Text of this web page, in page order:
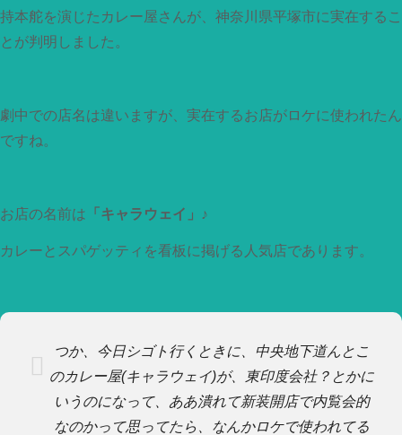
持本舵を演じたカレー屋さんが、神奈川県平塚市に実在するこ
とが判明しました。
劇中での店名は違いますが、実在するお店がロケに使われたん
ですね。
お店の名前は 「キャラウェイ」 ♪
カレーとスパゲッティを看板に掲げる人気店であります。
つか、今日シゴト行くときに、中央地下道んとこ
のカレー屋(キャラウェイ)が、東印度会社？とかに
いうのになって、ああ潰れて新装開店で内覧会的
なのかって思ってたら、なんかロケで使われてる